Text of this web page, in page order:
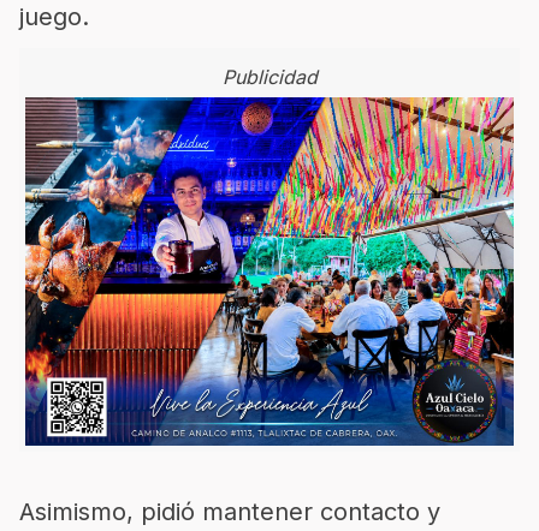
juego.
Publicidad
Asimismo, pidió mantener contacto y